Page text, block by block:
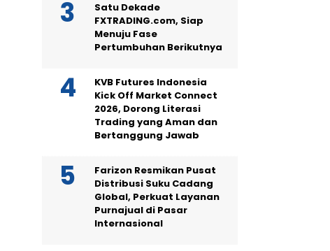
Satu Dekade
FXTRADING.com, Siap
Menuju Fase
Pertumbuhan Berikutnya
KVB Futures Indonesia
Kick Off Market Connect
2026, Dorong Literasi
Trading yang Aman dan
Bertanggung Jawab
Farizon Resmikan Pusat
Distribusi Suku Cadang
Global, Perkuat Layanan
Purnajual di Pasar
Internasional